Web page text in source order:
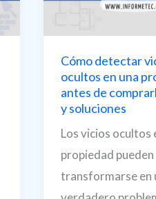
Cómo detectar
ocultos en una
antes de
y soluciones
Los vicios ocultos
propiedad pueden
transformarse en